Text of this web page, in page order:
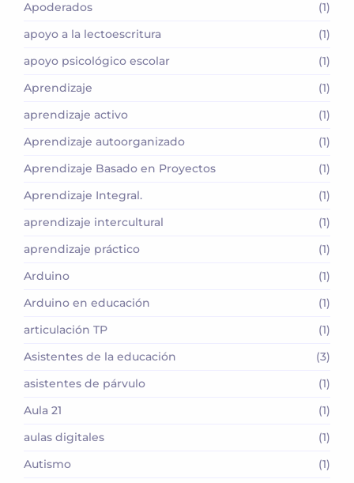
Apoderados
(1)
apoyo a la lectoescritura
(1)
apoyo psicológico escolar
(1)
Aprendizaje
(1)
aprendizaje activo
(1)
Aprendizaje autoorganizado
(1)
Aprendizaje Basado en Proyectos
(1)
Aprendizaje Integral.
(1)
aprendizaje intercultural
(1)
aprendizaje práctico
(1)
Arduino
(1)
Arduino en educación
(1)
articulación TP
(1)
Asistentes de la educación
(3)
asistentes de párvulo
(1)
Aula 21
(1)
aulas digitales
(1)
Autismo
(1)